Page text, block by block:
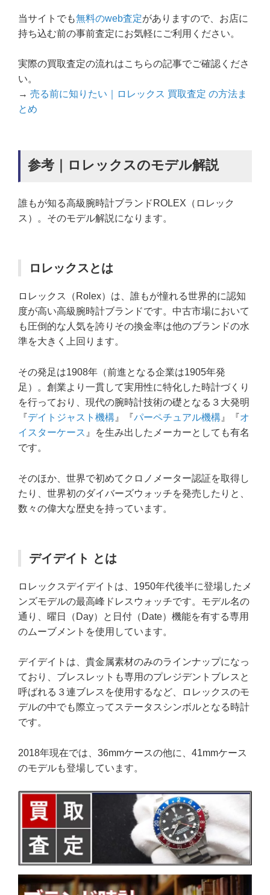
当サイトでも無料のweb査定がありますので、お店に
持ち込む前の事前査定にお気軽にご利用ください。
実際の買取査定の流れはこちらの記事でご確認くださ
い。
→ 売る前に知りたい｜ロレックス 買取査定 の方法ま
とめ
参考｜ロレックスのモデル解説
誰もが知る高級腕時計ブランドROLEX（ロレック
ス）。そのモデル解説になります。
ロレックスとは
ロレックス（Rolex）は、誰もが憧れる世界的に認知
度が高い高級腕時計ブランドです。中古市場において
も圧倒的な人気を誇りその換金率は他のブランドの水
準を大きく上回ります。
その発足は1908年（前進となる企業は1905年発
足）。創業より一貫して実用性に特化した時計づくり
を行っており、現代の腕時計技術の礎となる３大発明
『デイトジャスト機構 』『パーペチュアル機構 』『オ
イスターケース 』を生み出したメーカーとしても有名
です。
そのほか、世界で初めてクロノメーター認証を取得し
たり、世界初のダイバーズウォッチを発売したりと、
数々の偉大な歴史を持っています。
デイデイト とは
ロレックスデイデイトは、1950年代後半に登場したメ
ンズモデルの最高峰ドレスウォッチです。モデル名の
通り、曜日（Day）と日付（Date）機能を有する専用
のムーブメントを使用しています。
デイデイトは、貴金属素材のみのラインナップになっ
ており、ブレスレットも専用のプレジデントブレスと
呼ばれる３連ブレスを使用するなど、ロレックスのモ
デルの中でも際立ってステータスシンボルとなる時計
です。
2018年現在では、36mmケースの他に、41mmケース
のモデルも登場しています。